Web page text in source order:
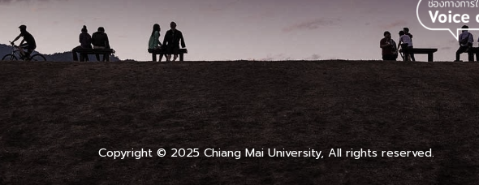
Copyright © 2025 Chiang Mai University, All rights reserved.